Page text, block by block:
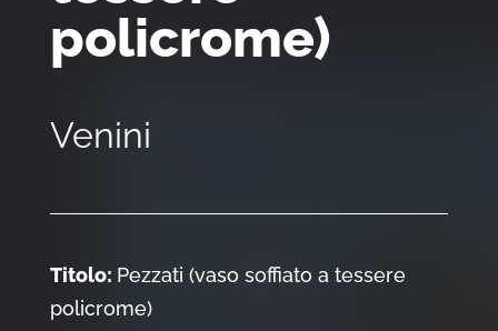
policrome)
Venini
Titolo: Pezzati (vaso soffiato a tessere
policrome)